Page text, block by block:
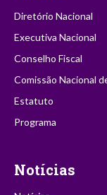
Diretório Nacional
Executiva Nacional
Conselho Fiscal
Comissão Nacional
Estatuto
Programa
Notícias